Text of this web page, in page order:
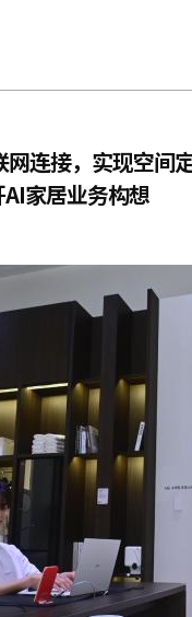
连接，实现空间
家居业务构想